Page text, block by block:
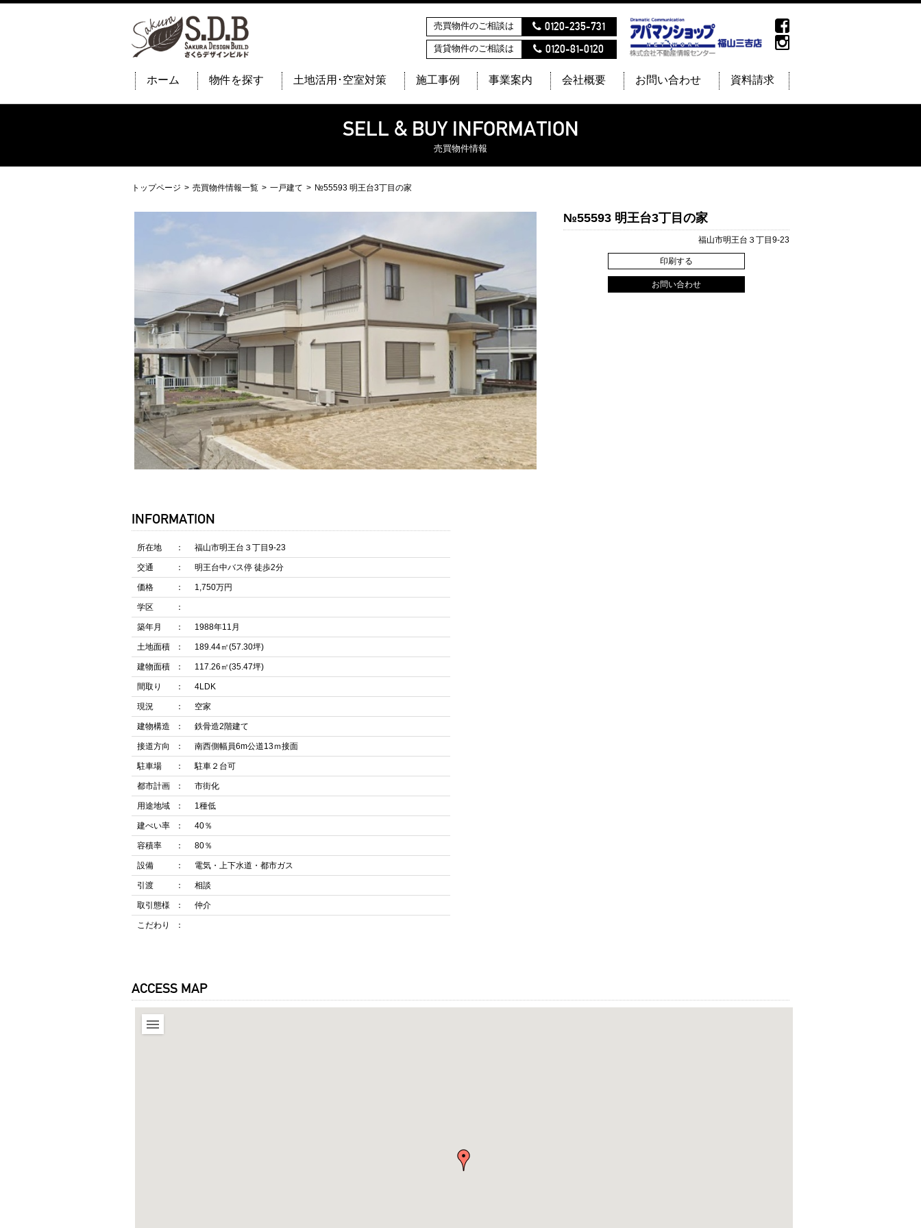
売買物件のご相談は 0120-235-731
賃貸物件のご相談は 0120-81-0120
ホーム 物件を探す 土地活用･空室対策 施工事例 事業案内 会社概要 お問い合わせ 資料請求
SELL & BUY INFORMATION
売買物件情報
トップページ 売買物件情報一覧 一戸建て №55593 明王台3丁目の家
№55593 明王台3丁目の家
福山市明王台３丁目9-23
印刷する
お問い合わせ
INFORMATION
所在地 福山市明王台３丁目9-23
交通 明王台中バス停 徒歩2分
価格 1,750万円
学区
築年月 1988年11月
土地面積 189.44㎡(57.30坪)
建物面積 117.26㎡(35.47坪)
間取り 4LDK
現況 空家
建物構造 鉄骨造2階建て
接道方向 南西側幅員6m公道13ｍ接面
駐車場 駐車２台可
都市計画 市街化
用途地域 1種低
建ぺい率 40％
容積率 80％
設備 電気・上下水道・都市ガス
引渡 相談
取引態様 仲介
こだわり
ACCESS MAP